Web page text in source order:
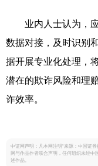
业内人士认为，应
数据对接，及时识别
据开展专业化处理，
潜在的欺诈风险和理
诈效率。
中证网声明：凡本网注明“来源：中国证
网与作品作者联合声明，任何组织未经中
述作品。